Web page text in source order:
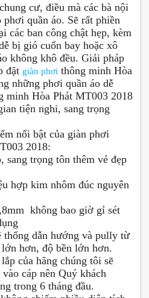
cư, điều mà các bà nội
quần áo. Sẽ rất phiền
các ban công chật hẹp, kèm
bị gió cuốn bay hoặc xô
không khô đều. Giải pháp
đặt giàn phơi thông minh Hòa
những phơi quần áo dễ
minh Hòa Phát MT003 2018
tiện nghi, sang trọng
nổi bật của giàn phơi
2018:
sang trọng tôn thêm vẻ đẹp
hợp kim nhôm đúc nguyên
không bao giờ gỉ sét
dẫn hướng và pully từ
hơn, độ bền lớn hơn.
của hãng chúng tôi sẽ
cáp nên Quý khách
trong 6 tháng đầu.